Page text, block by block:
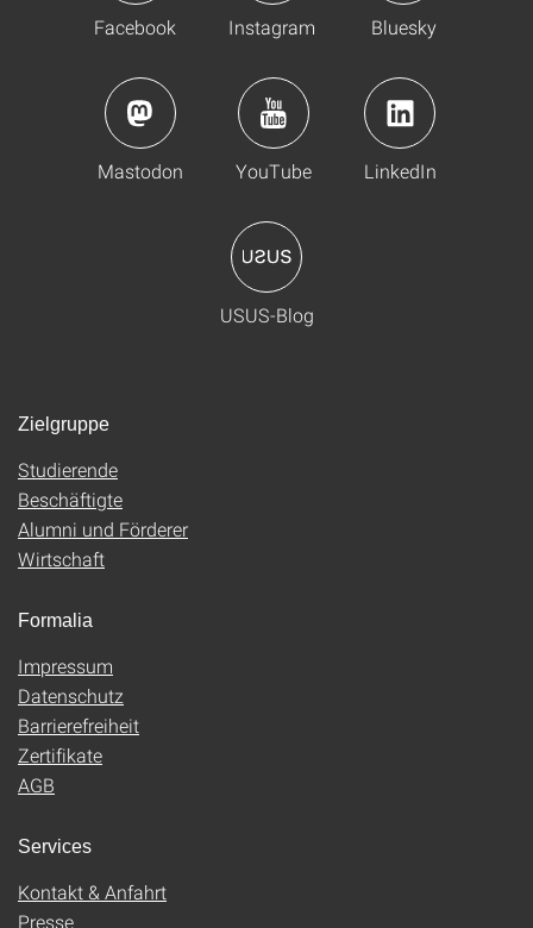
Facebook Instagram Bluesky
Mastodon YouTube LinkedIn
USUS-Blog
Zielgruppe
Studierende
Beschäftigte
Alumni und Förderer
Wirtschaft
Formalia
Impressum
Datenschutz
Barrierefreiheit
Zertifikate
AGB
Services
Kontakt & Anfahrt
Presse